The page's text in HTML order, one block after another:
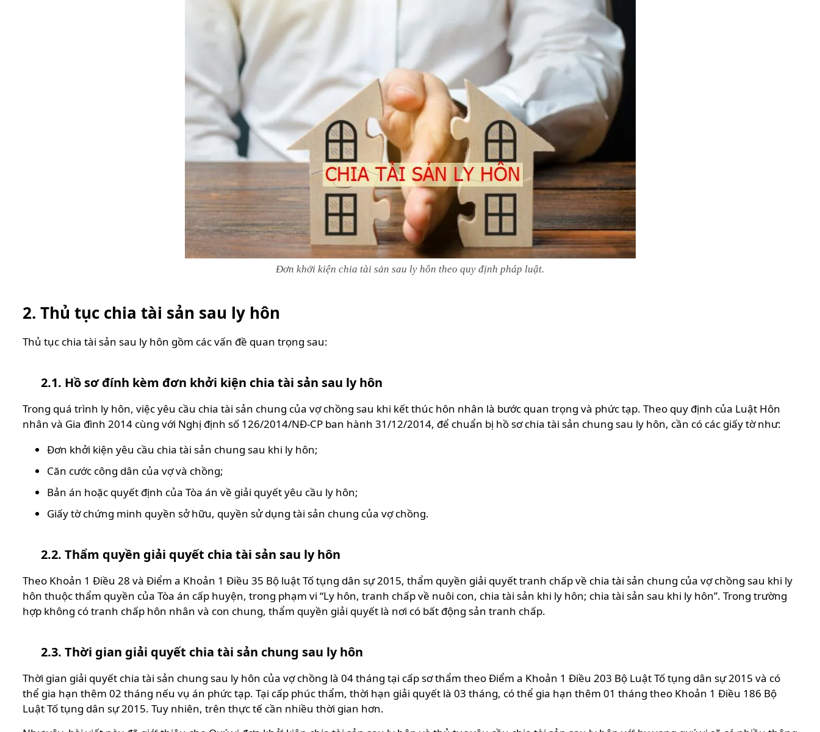
Đơn khởi kiện chia tài sản sau ly hôn theo quy định pháp luật.
2. Thủ tục chia tài sản sau ly hôn
Thủ tục chia tài sản sau ly hôn gồm các vấn đề quan trọng sau:
2.1. Hồ sơ đính kèm đơn khởi kiện chia tài sản sau ly hôn
Trong quá trình ly hôn, việc yêu cầu chia tài sản chung của vợ chồng sau khi kết thúc hôn nhân là bước quan trọng và phức tạp. Theo quy định của Luật Hôn
nhân và Gia đình 2014 cùng với Nghị định số 126/2014/NĐ-CP ban hành 31/12/2014, để chuẩn bị hồ sơ chia tài sản chung sau ly hôn, cần có các giấy tờ như:
Đơn khởi kiện yêu cầu chia tài sản chung sau khi ly hôn;
Căn cước công dân của vợ và chồng;
Bản án hoặc quyết định của Tòa án về giải quyết yêu cầu ly hôn;
Giấy tờ chứng minh quyền sở hữu, quyền sử dụng tài sản chung của vợ chồng.
2.2. Thẩm quyền giải quyết chia tài sản sau ly hôn
Theo Khoản 1 Điều 28 và Điểm a Khoản 1 Điều 35 Bộ luật Tố tụng dân sự 2015, thẩm quyền giải quyết tranh chấp về chia tài sản chung của vợ chồng sau khi ly
hôn thuộc thẩm quyền của Tòa án cấp huyện, trong phạm vi “Ly hôn, tranh chấp về nuôi con, chia tài sản khi ly hôn; chia tài sản sau khi ly hôn”. Trong trường
hợp không có tranh chấp hôn nhân và con chung, thẩm quyền giải quyết là nơi có bất động sản tranh chấp.
2.3. Thời gian giải quyết chia tài sản chung sau ly hôn
Thời gian giải quyết chia tài sản chung sau ly hôn của vợ chồng là 04 tháng tại cấp sơ thẩm theo Điểm a Khoản 1 Điều 203 Bộ Luật Tố tụng dân sự 2015 và có
thể gia hạn thêm 02 tháng nếu vụ án phức tạp. Tại cấp phúc thẩm, thời hạn giải quyết là 03 tháng, có thể gia hạn thêm 01 tháng theo Khoản 1 Điều 186 Bộ
Luật Tố tụng dân sự 2015. Tuy nhiên, trên thực tế cần nhiều thời gian hơn.